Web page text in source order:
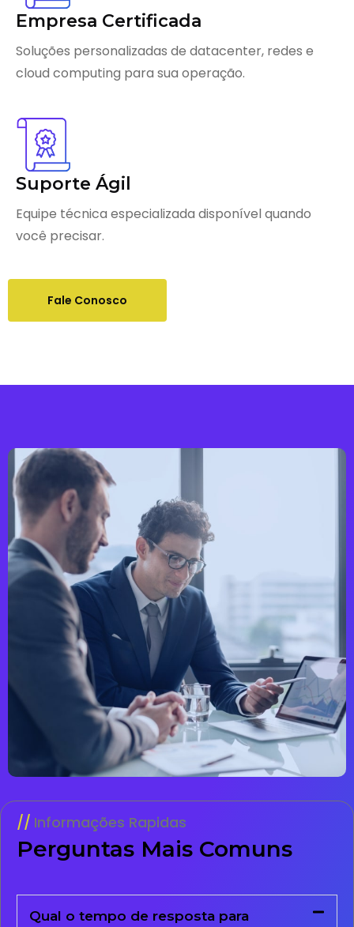
Empresa Certificada
Soluções personalizadas de datacenter, redes e
cloud computing para sua operação.
Suporte Ágil
Equipe técnica especializada disponível quando
você precisar.
Fale Conosco
Informações Rapidas
Perguntas Mais Comuns
Qual o tempo de resposta para